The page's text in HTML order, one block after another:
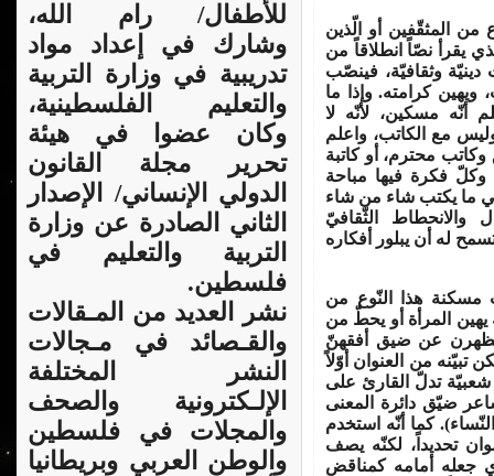
من المثقّفين أو الّذين
يقرأ نصّاً انطلاقاً من
وثقافيّة، فينصّب
ويهين كرامته. وإذا ما
أنّه مسكين، لأنّه لا
مع الكاتب، واعلم
محترم، أو كاتبة
وكلّ فكرة فيها مباحة
ما يكتب شاء من شاء
والانحطاط الثّقافيّ
له أن يبلور أفكاره
مسكنة هذا النّوع من
يهين المرأة أو يحطّ من
عن ضيق أفقهنّ
من العنوان أوّلاً
تدلّ القارئ على
ضيّق دائرة المعنى
كما أنّه استخدم
تحديداً، لكنّه يصف
جعله أمامه كمناقض
للأطفال/ رام الله،
وشارك في إعداد مواد
تدريبية في وزارة التربية
والتعليم الفلسطينية،
وكان عضوا في هيئة
تحرير مجلة القانون
الدولي الإنساني/ الإصدار
الثاني الصادرة عن وزارة
التربية والتعليم في
فلسطين.
نشر العديد من المـقالات
والقـصائد في مـجالات
النشر المختلفة
الإلـكترونية والصحف
والمجلات في فلسطين
والوطن العربي وبريطانيا